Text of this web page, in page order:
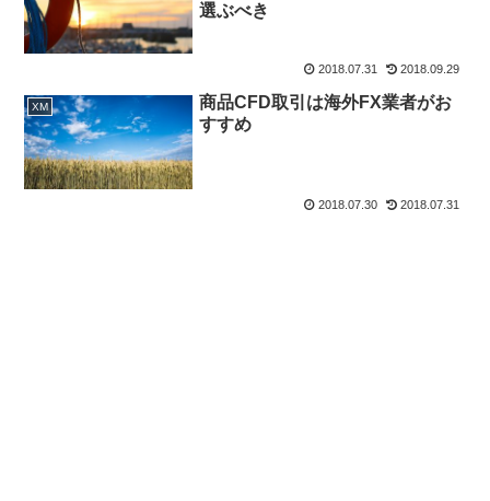
選ぶべき
2018.07.31 2018.09.29
XM
商品CFD取引は海外FX業者がお
すすめ
2018.07.30 2018.07.31